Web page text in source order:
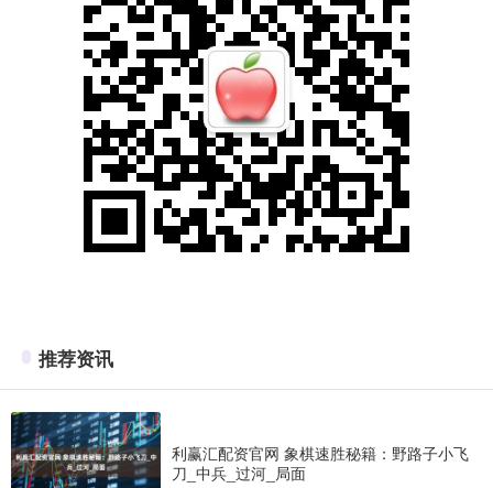
推荐资讯
利赢汇配资官网 象棋速胜秘籍：野路子小飞
刀_中兵_过河_局面